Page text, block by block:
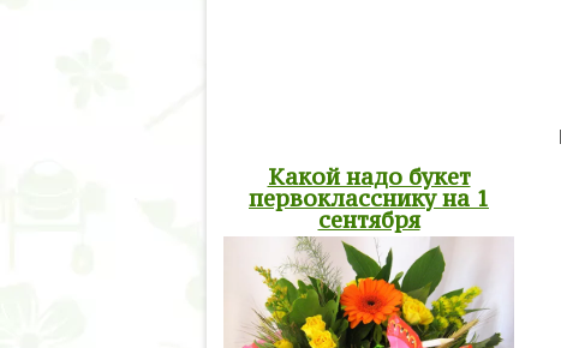
Какой надо букет
первокласснику на 1
сентября